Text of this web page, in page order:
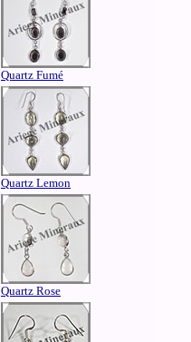
Quartz Fumé
Quartz Lemon
Quartz Rose